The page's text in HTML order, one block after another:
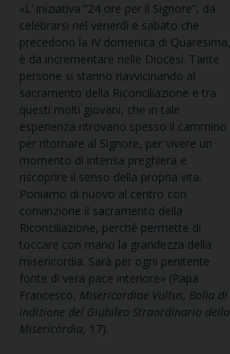
«L’ iniziativa “24 ore per il Signore”, da
celebrarsi nel venerdì e sabato che
precedono la IV domenica di Quaresima,
è da incrementare nelle Diocesi. Tante
persone si stanno riavvicinando al
sacramento della Riconciliazione e tra
questi molti giovani, che in tale
esperienza ritrovano spesso il cammino
per ritornare al Signore, per vivere un
momento di intensa preghiera e
riscoprire il senso della propria vita.
Poniamo di nuovo al centro con
convinzione il sacramento della
Riconciliazione, perché permette di
toccare con mano la grandezza della
misericordia. Sarà per ogni penitente
fonte di vera pace interiore» (Papa
Francesco, Misericordiae Vultus, Bolla di
indizione del Giubileo Straordinario della
Misericordia, 17).